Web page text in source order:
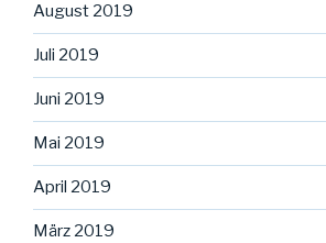
August 2019
Juli 2019
Juni 2019
Mai 2019
April 2019
März 2019